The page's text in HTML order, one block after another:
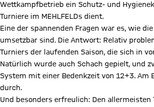
Wettkampfbetrieb ein Schutz- und
Turniere im MEHLFELDs dient.
Eine der spannenden Fragen war es, wie
umsetzbar sind. Die Antwort: Relativ
Turniers der laufenden Saison, die sich in
Natürlich wurde auch Schach gepielt, und
System mit einer Bedenkzeit von 12+3. Am
durch.
Und besonders erfreulich: Den